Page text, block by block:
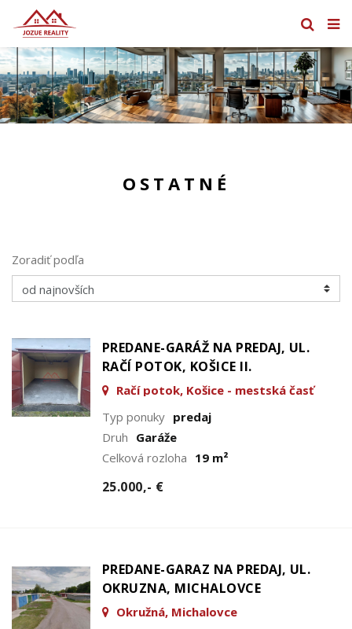
OSTATNÉ
Zoradiť podľa
PREDANE-GARÁŽ NA PREDAJ, UL.
RAČÍ POTOK, KOŠICE II.
Račí potok, Košice - mestská časť
Typ ponuky predaj
Druh Garáže
Celková rozloha 19 m²
25.000,- €
PREDANE-GARAZ NA PREDAJ, UL.
OKRUZNA, MICHALOVCE
Okružná, Michalovce